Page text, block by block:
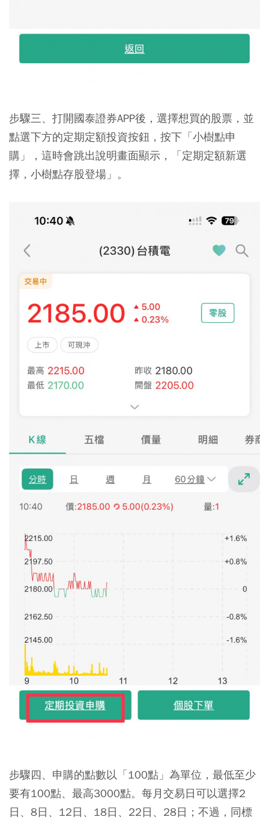
步驟三、打開國泰證券APP後，選擇想買的股票，並
點選下方的定期定額投資按鈕，按下「小樹點申
購」，這時會跳出說明畫面顯示，「定期定額新選
擇，小樹點存股登場」。
步驟四、申購的點數以「100點」為單位，最低至少
要有100點、最高3000點。每月交易日可以選擇2
日、8日、12日、18日、22日、28日；不過，同標